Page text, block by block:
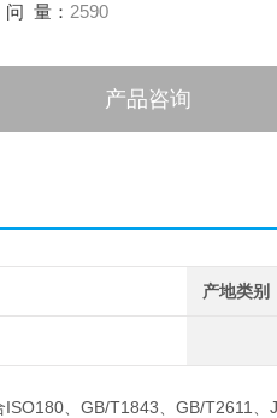
量： 2590
产品咨询
产地类别
ISO180、GB/T1843、GB/T2611